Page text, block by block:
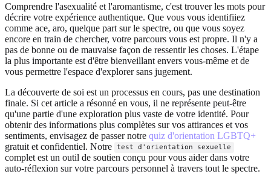
Comprendre l'asexualité et l'aromantisme, c'est trouver les mots pour
décrire votre expérience authentique. Que vous vous identifiiez
comme ace, aro, quelque part sur le spectre, ou que vous soyez
encore en train de chercher, votre parcours vous est propre. Il n'y a
pas de bonne ou de mauvaise façon de ressentir les choses. L'étape
la plus importante est d'être bienveillant envers vous-même et de
vous permettre l'espace d'explorer sans jugement.
La découverte de soi est un processus en cours, pas une destination
finale. Si cet article a résonné en vous, il ne représente peut-être
qu'une partie d'une exploration plus vaste de votre identité. Pour
obtenir des informations plus complètes sur vos attirances et vos
sentiments, envisagez de passer notre quiz d'orientation LGBTQ+
gratuit et confidentiel. Notre
test d'orientation sexuelle
complet est un outil de soutien conçu pour vous aider dans votre
auto-réflexion sur votre parcours personnel à travers tout le spectre.